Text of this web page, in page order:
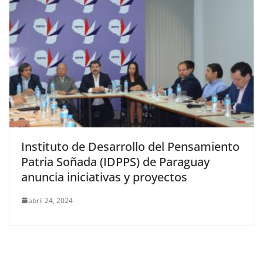
Instituto de Desarrollo del Pensamiento
Patria Soñada (IDPPS) de Paraguay
anuncia iniciativas y proyectos
abril 24, 2024